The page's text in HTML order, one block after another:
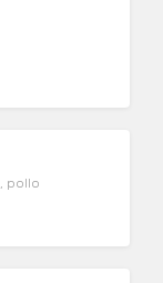
pollo